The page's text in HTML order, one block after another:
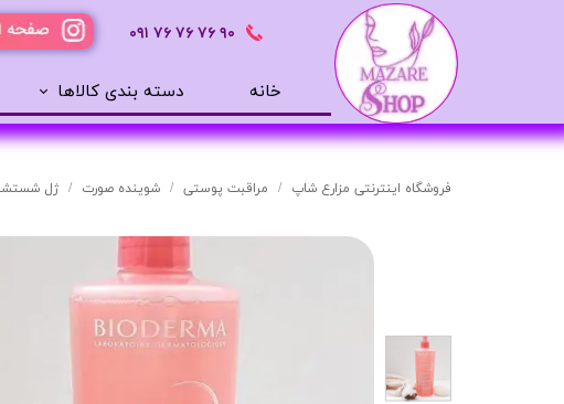
٩٠ ٧۶ ٧۶ ٧۶ ٠٩١
خانه دسته بندی کالاها
محصولات بهداشتی
ضد آفتاب
مرطوب کننده
ژل شستشوی صورت
آرایشی
پنکک
فروشگاه اینترنتی مزارع شاپ مراقبت پوستی شوینده صورت ژل